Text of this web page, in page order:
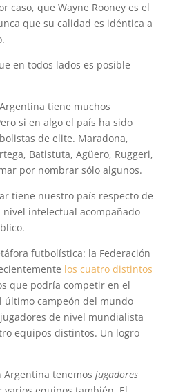
caso, que Wayne Rooney es el
que su calidad es idéntica a
en todos lados es posible
tiene muchos
si en algo el país ha sido
de elite. Maradona,
Batistuta, Agüero, Ruggeri,
por nombrar sólo algunos.
tiene nuestro país respecto de
intelectual acompañado
futbolística: la Federación
los cuatro distintos
que podría competir en el
último campeón del mundo
de nivel mundialista
equipos distintos. Un logro
tenemos jugadores